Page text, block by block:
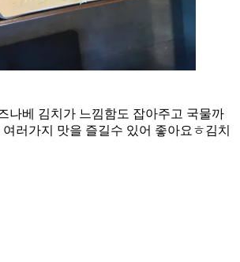
나베 김치가 느낌함도 잡아주고 국물까
러가지 맛을 즐길수 있어 좋아요ㅎ김치